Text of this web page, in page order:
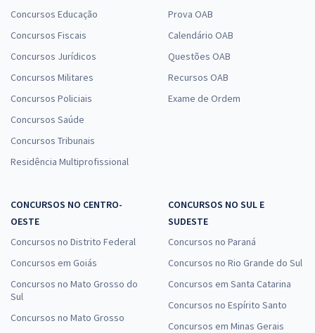
Concursos Educação
Concursos Fiscais
Concursos Jurídicos
Concursos Militares
Concursos Policiais
Concursos Saúde
Concursos Tribunais
Residência Multiprofissional
Prova OAB
Calendário OAB
Questões OAB
Recursos OAB
Exame de Ordem
CONCURSOS NO CENTRO-
OESTE
Concursos no Distrito Federal
Concursos em Goiás
Concursos no Mato Grosso do
Sul
Concursos no Mato Grosso
CONCURSOS NO SUL E
SUDESTE
Concursos no Paraná
Concursos no Rio Grande do Sul
Concursos em Santa Catarina
Concursos no Espírito Santo
Concursos em Minas Gerais